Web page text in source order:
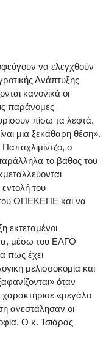
να ελεγχθούν
Ανάπτυξης
κανονικά οι
παράνομες
πίσω τα λεφτά.
μια ξεκάθαρη θέση».
ο
το βάθος του
του
του ΟΠΕΚΕΠΕ και να
εκτεταμένοι
μέσω του ΕΛΓΟ
πως έχει
μελισσοκομία και
όταν
χαρακτήρισε «μεγάλο
ανεστάλησαν οι
Ο κ. Τσιάρας